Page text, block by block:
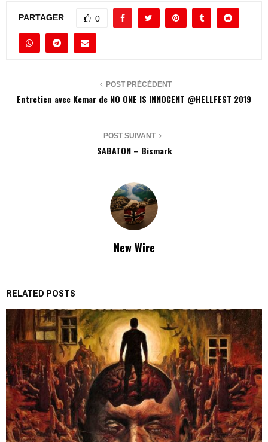
PARTAGER 0
POST PRÉCÉDENT
Entretien avec Kemar de NO ONE IS INNOCENT @HELLFEST 2019
POST SUIVANT
SABATON – Bismark
New Wire
RELATED POSTS